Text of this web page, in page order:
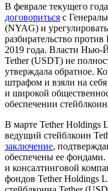
В феврале текущего
договориться с
(NYAG) и
разбирательство
2019 года. Власти Нью-
Tether (USDT) не
утверждала обратное.
штрафом и взяли на себя
и широкой
обеспечении
В марте Tether
ведущий стейблкоин
заключение,
обеспечены ее фондами.
и консалтинговой
фондов Tether Holdings